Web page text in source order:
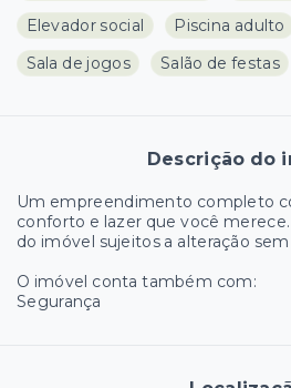
Elevador social
Piscina adulto
Sala de jogos
Salão de festas
Descrição do
Um empreendimento completo
conforto e lazer que você
do imóvel sujeitos a alteração
O imóvel conta também com:
Segurança